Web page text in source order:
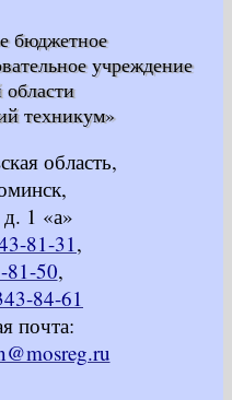
бюджетное
учреждение
техникум»
область,
1 «а»
81-31,
81-50,
84-61
почта: